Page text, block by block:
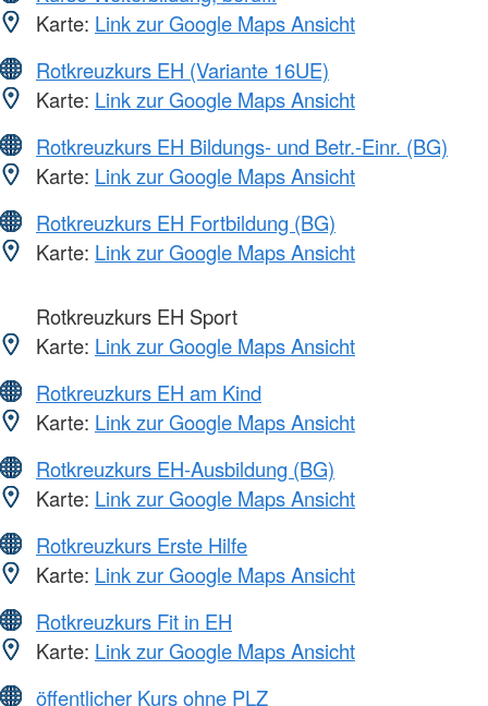
Karte: Link zur Google Maps Ansicht
Rotkreuzkurs EH (Variante 16UE)
Karte: Link zur Google Maps Ansicht
Rotkreuzkurs EH Bildungs- und Betr.-Einr. (BG)
Karte: Link zur Google Maps Ansicht
Rotkreuzkurs EH Fortbildung (BG)
Karte: Link zur Google Maps Ansicht
Rotkreuzkurs EH Sport
Karte: Link zur Google Maps Ansicht
Rotkreuzkurs EH am Kind
Karte: Link zur Google Maps Ansicht
Rotkreuzkurs EH-Ausbildung (BG)
Karte: Link zur Google Maps Ansicht
Rotkreuzkurs Erste Hilfe
Karte: Link zur Google Maps Ansicht
Rotkreuzkurs Fit in EH
Karte: Link zur Google Maps Ansicht
öffentlicher Kurs ohne PLZ